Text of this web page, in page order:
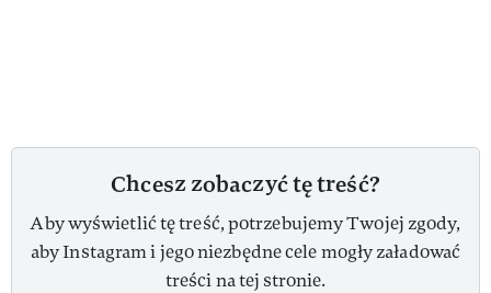
Chcesz zobaczyć tę treść?
Aby wyświetlić tę treść, potrzebujemy Twojej zgody,
aby Instagram i jego niezbędne cele mogły załadować
treści na tej stronie.